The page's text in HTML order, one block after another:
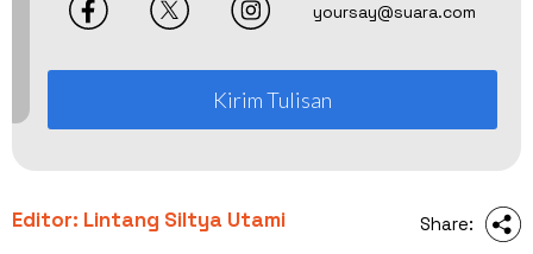
yoursay@suara.com
Kirim Tulisan
Editor: Lintang Siltya Utami Share: